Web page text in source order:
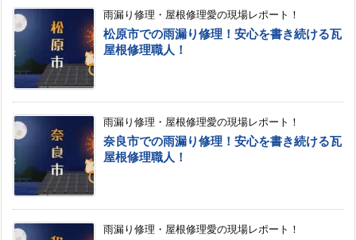
雨漏り修理・屋根修理愛の現場レポート！
松原市での雨漏り修理！安心を書き続ける瓦
屋根修理職人！
雨漏り修理・屋根修理愛の現場レポート！
奈良市での雨漏り修理！安心を書き続ける瓦
屋根修理職人！
雨漏り修理・屋根修理愛の現場レポート！